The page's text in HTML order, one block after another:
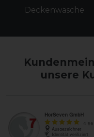
Deckenwäsche
unsere